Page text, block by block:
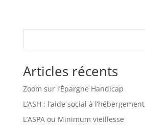
Articles récents
Zoom sur l’Épargne Handicap
L’ASH : l’aide social à l’hébergement
L’ASPA ou Minimum vieillesse